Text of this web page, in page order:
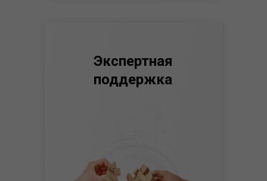
Экспертная
поддержка